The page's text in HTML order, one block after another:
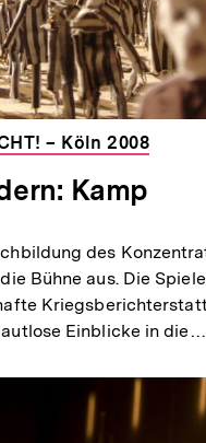
– Köln 2008
Kamp
des
Bühne aus. Die
Einblicke in die…